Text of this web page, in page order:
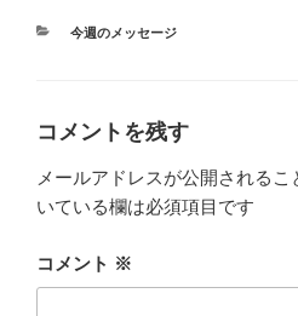
カ
今週のメッセージ
コメントを残す
メールアドレスが公開されるこ
いている欄は必須項目です
コメント ※